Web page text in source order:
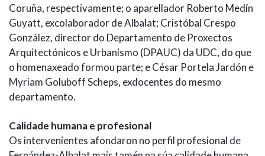
Coruña, respectivamente; o aparellador Roberto Medín
Guyatt, excolaborador de Albalat; Cristóbal Crespo
González, director do Departamento de Proxectos
Arquitectónicos e Urbanismo (DPAUC) da UDC, do que
o homenaxeado formou parte; e César Portela Jardón e
Myriam Goluboff Scheps, exdocentes do mesmo
departamento.
Calidade humana e profesional
Os intervenientes afondaron no perfil profesional de